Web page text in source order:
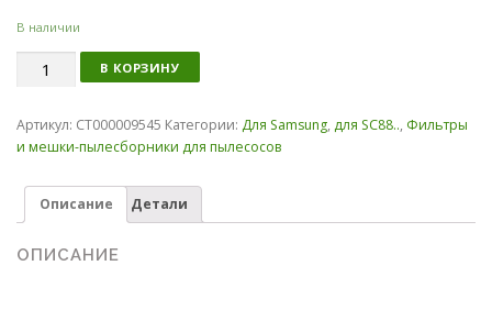
В наличии
Количество В КОРЗИНУ
Артикул: СТ000009545 Категории: Для Samsung, для SC88.., Фильтры
и мешки-пылесборники для пылесосов
Описание Детали
ОПИСАНИЕ